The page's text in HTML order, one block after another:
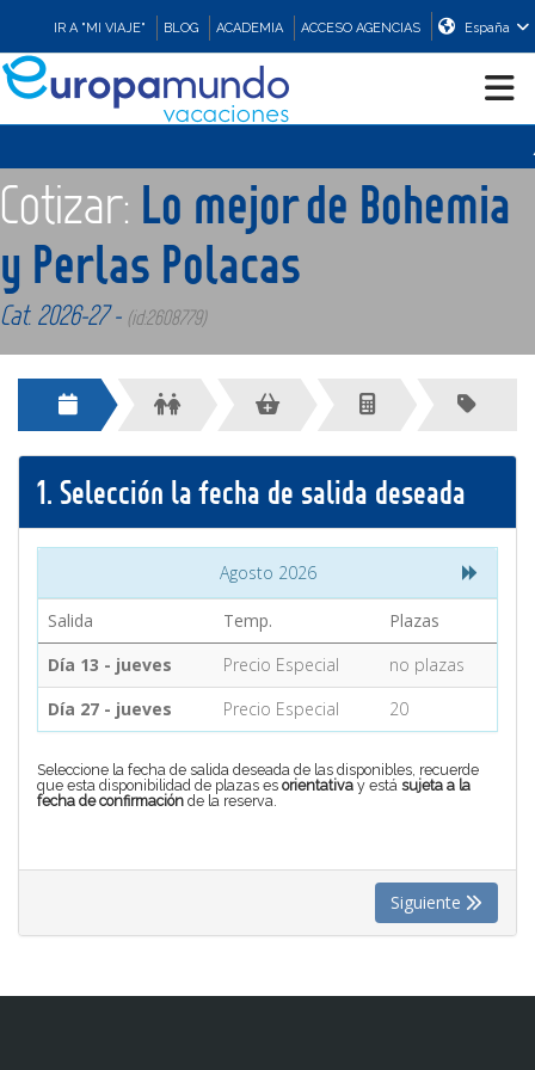
IR A "MI VIAJE" BLOG ACADEMIA ACCESO AGENCIAS España
EUROPA
PROMOCIONES
COMPRAR
CONTACTO
MÁS
Cotizar: Lo mejor de Bohemia
y Perlas Polacas
Cat. 2026-27 - (id:2608779)
1. Selección la fecha de salida deseada
Agosto 2026
Salida Temp.
Plazas
Día 13 - jueves
Precio Especial
no plazas
Día 27 - jueves
Precio Especial 20
Seleccione la fecha de salida deseada de las disponibles, recuerde
que esta disponibilidad de plazas es orientativa y está sujeta a la
fecha de confirmación de la reserva.
Siguiente